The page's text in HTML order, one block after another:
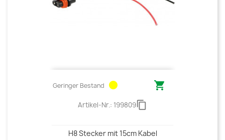
Geringer Bestand circle 
Artikel-Nr.: 199809content_copy
H8 Stecker mit 15cm Kabel